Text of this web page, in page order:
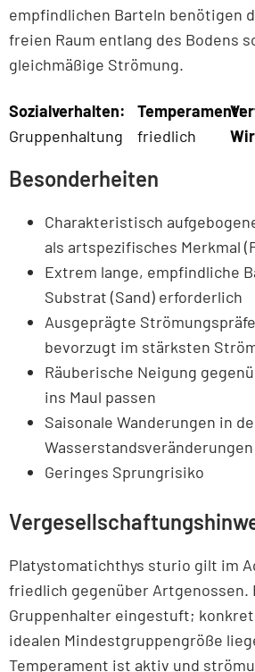
empfindlichen Barteln benötigen
freien Raum entlang des Bodens
gleichmäßige Strömung.
Sozialverhalten:
Gruppenhaltung
Temperament:
friedlich
Besonderheiten
Charakteristisch
als artspezifisches Merkmal
Extrem lange, empfindliche
Substrat (Sand) erforderlich
Ausgeprägte
bevorzugt im stärksten
Räuberische Neigung
ins Maul passen
Saisonale Wanderungen in
Geringes Sprungrisiko
Platystomatichthys sturio gilt im
friedlich gegenüber Artgenossen.
Gruppenhalter eingestuft;
idealen Mindestgruppengröße
Temperament ist aktiv und